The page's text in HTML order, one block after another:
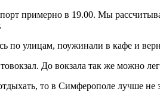
примерно в 19.00. Мы
по улицам, поужинали в кафе и
До вокзала так же можно
то в Симферополе лучше не